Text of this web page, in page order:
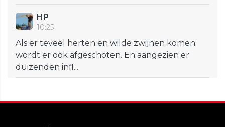
HP
10:25
Als er teveel herten en wilde zwijnen komen
wordt er ook afgeschoten. En aangezien er
duizenden infl...